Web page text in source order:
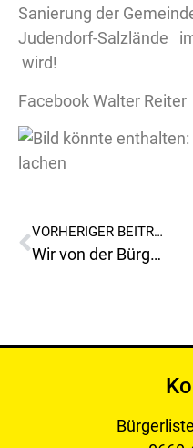
Sanierung der
Judendorf-Salzlände
wird!
Facebook Walter Reiter
VORHERIGER BEITRAG
Wir von der Bürgerliste unterstützen dass Anliegen der Bürgerinitiative „Kein Krematorium in Niklasdorf “ mit unserer Unterschrift!